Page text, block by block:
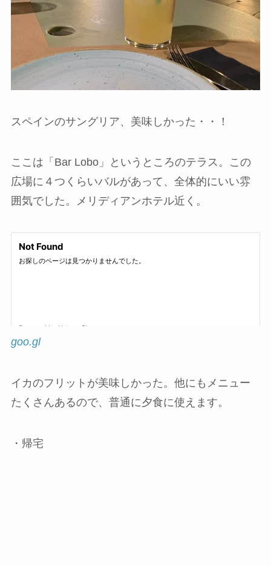
スペインのサングリア、美味しかった・・！
ここは「Bar Lobo」というところのテラス。この
広場に４つくらいバルがあって、全体的にいい雰
囲気でした。メリディアンホテル近く。
goo.gl
イカのフリットが美味しかった。他にもメニュー
たくさんあるので、普通に夕食に使えます。
・帰宅